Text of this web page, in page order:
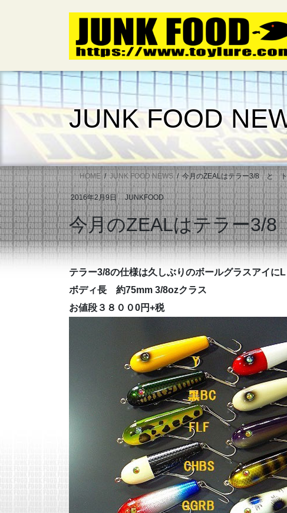
キ
に
JUNK FOOD
HOME JUNK FOOD NEWS 今月のZEALはテラー3/8 と ト
2016年2月9日 JUNKFOOD
今月のZEALはテラー
テラー3/8の仕様は久しぶりのボールグラスアイにL
ボディ長 約75mm 3/8ozクラス
お値段３８００0円+税